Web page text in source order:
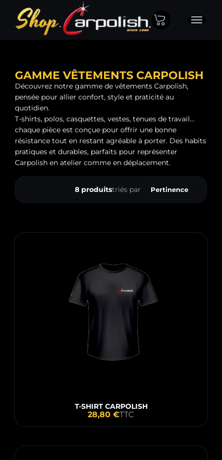
GAMME VÊTEMENTS CARPOLISH
Découvrez notre gamme de vêtements Carpolish,
pensée pour allier confort, style et praticité au
quotidien.
T-shirts, polos, casquettes, vestes, tenues de travail…
chaque pièce est conçue pour offrir une bonne
résistance tout en restant agréable à porter. Des habits
pratiques et durables, parfaits pour représenter
Carpolish en atelier comme en déplacement.
8 produitstriés par Pertinence
Prix, croissant
Prix, décroissant
T-SHIRT CARPOLISH
28,80 €TTC